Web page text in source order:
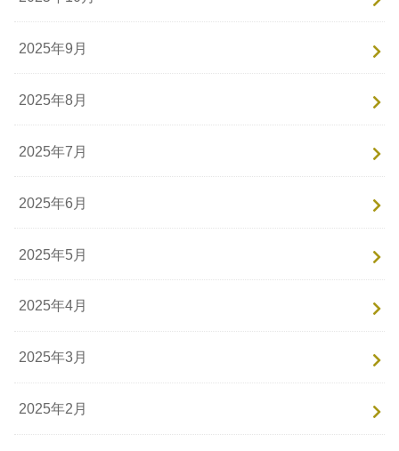
2025年9月
2025年8月
2025年7月
2025年6月
2025年5月
2025年4月
2025年3月
2025年2月